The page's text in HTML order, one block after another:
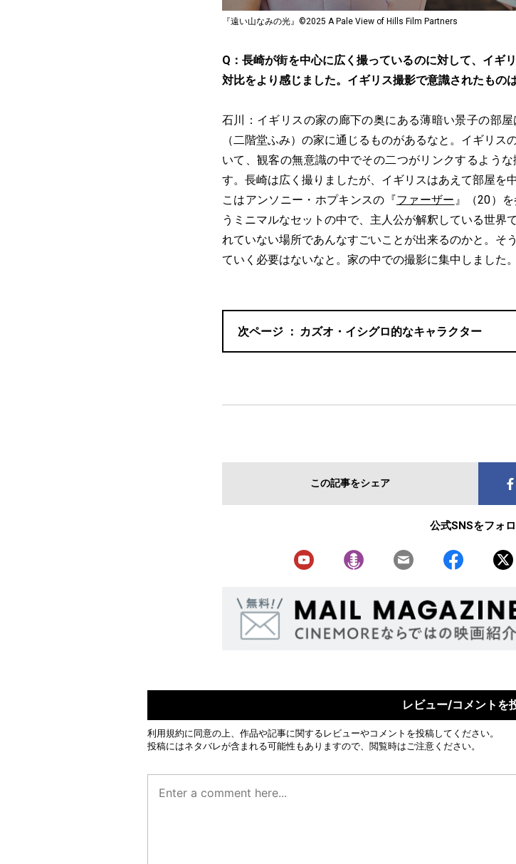
『遠い山なみの光』©2025 A Pale View of Hills Film Partners
Q：長崎が街を中心に広く撮っているのに対して、イギ
対比をより感じました。イギリス撮影で意識されたもの
石川：イギリスの家の廊下の奥にある薄暗い景子の部
（二階堂ふみ）の家に通じるものがあるなと。イギリ
いて、観客の無意識の中でその二つがリンクするよう
す。長崎は広く撮りましたが、イギリスはあえて部屋を
こはアンソニー・ホプキンスの『ファーザー 』（20）
うミニマルなセットの中で、主人公が解釈している世界
れていない場所であんなすごいことが出来るのかと。そ
ていく必要はないなと。家の中での撮影に集中しました。
カズオ・イシグロ的なキャラクター
この記事をシェア
公式SNSをフォ
レビュー/コメントを
利用規約に同意の上、作品や記事に関するレビューやコメントを投稿してください。
投稿にはネタバレが含まれる可能性もありますので、閲覧時はご注意ください。